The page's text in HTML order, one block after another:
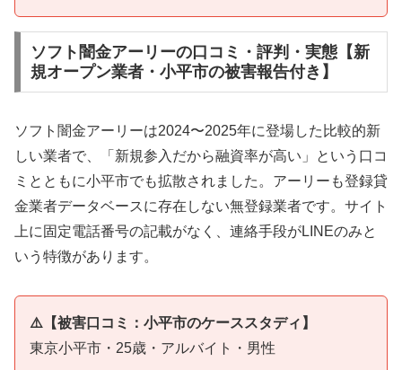
ソフト闇金アーリーの口コミ・評判・実態【新
規オープン業者・小平市の被害報告付き】
ソフト闇金アーリーは2024〜2025年に登場した比較的新
しい業者で、「新規参入だから融資率が高い」という口コ
ミとともに小平市でも拡散されました。アーリーも登録貸
金業者データベースに存在しない無登録業者です。サイト
上に固定電話番号の記載がなく、連絡手段がLINEのみと
いう特徴があります。
⚠️【被害口コミ：小平市のケーススタディ】
東京小平市・25歳・アルバイト・男性